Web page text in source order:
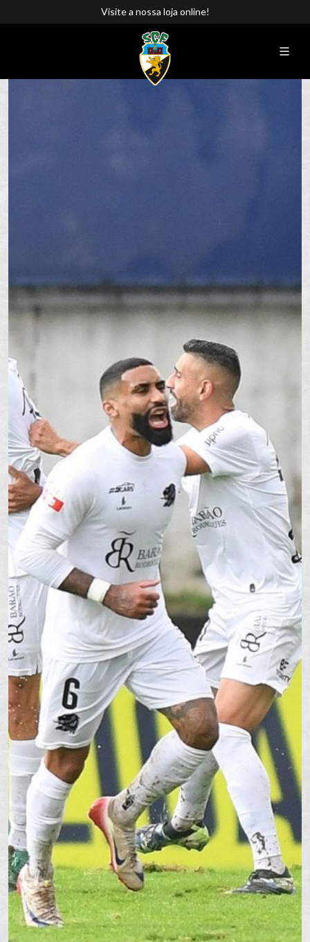
Visite a nossa loja online!